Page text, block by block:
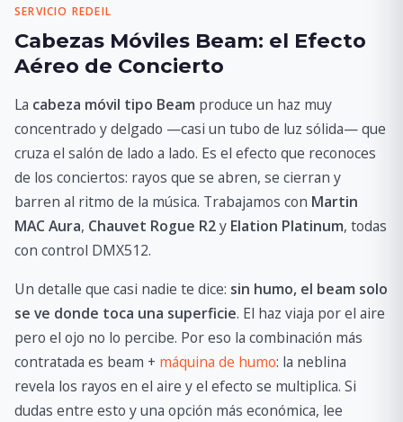
SERVICIO REDEIL
Cabezas Móviles Beam: el Efecto
Aéreo de Concierto
La cabeza móvil tipo Beam produce un haz muy
concentrado y delgado —casi un tubo de luz sólida— que
cruza el salón de lado a lado. Es el efecto que reconoces
de los conciertos: rayos que se abren, se cierran y
barren al ritmo de la música. Trabajamos con Martin
MAC Aura, Chauvet Rogue R2y Elation Platinum, todas
con control DMX512.
Un detalle que casi nadie te dice: sin humo, el beam solo
se ve donde toca una superficie. El haz viaja por el aire
pero el ojo no lo percibe. Por eso la combinación más
contratada es beam + máquina de humo: la neblina
revela los rayos en el aire y el efecto se multiplica. Si
dudas entre esto y una opción más económica, lee